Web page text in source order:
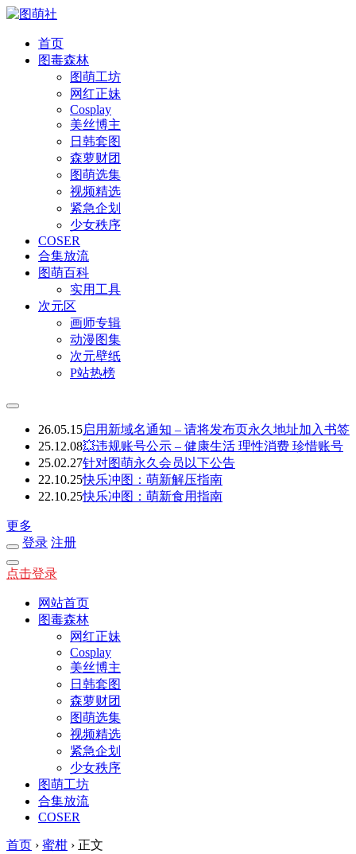
首页
图毒森林
图萌工坊
网红正妹
Cosplay
美丝博主
日韩套图
森萝财团
图萌选集
视频精选
紧急企划
少女秩序
COSER
合集放流
图萌百科
实用工具
次元区
画师专辑
动漫图集
次元壁纸
P站热榜
26.05.15启用新域名通知 – 请将发布页永久地址加入书签
25.12.08💥违规账号公示 – 健康生活 理性消费 珍惜账号
25.02.27针对图萌永久会员以下公告
22.10.25快乐冲图：萌新解压指南
22.10.25快乐冲图：萌新食用指南
更多
登录 注册
点击登录
网站首页
图毒森林
网红正妹
Cosplay
美丝博主
日韩套图
森萝财团
图萌选集
视频精选
紧急企划
少女秩序
图萌工坊
合集放流
COSER
首页 › 蜜柑 › 正文